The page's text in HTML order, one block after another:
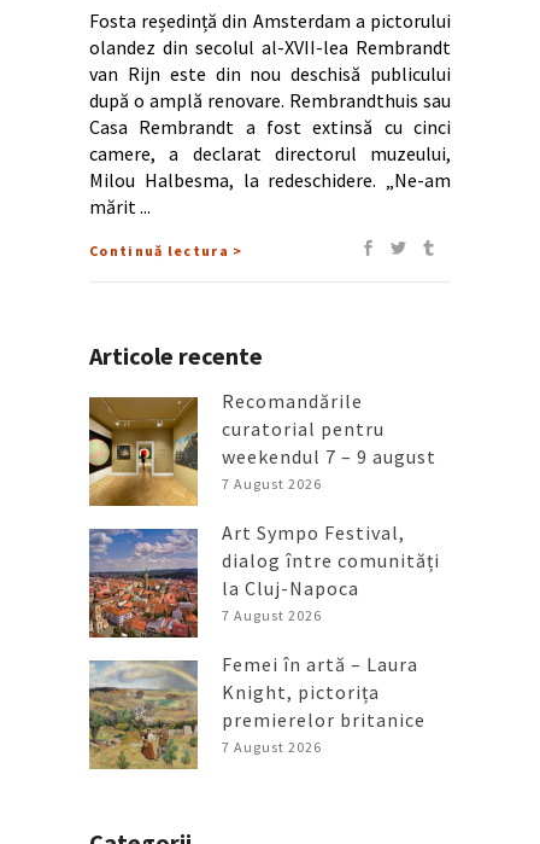
Fosta reședință din Amsterdam a pictorului
olandez din secolul al-XVII-lea Rembrandt
van Rijn este din nou deschisă publicului
după o amplă renovare. Rembrandthuis sau
Casa Rembrandt a fost extinsă cu cinci
camere, a declarat directorul muzeului,
Milou Halbesma, la redeschidere. „Ne-am
mărit
Continuă lectura >
Articole recente
Recomandările
curatorial pentru
weekendul 7 – 9 august
7 August 2026
Art Sympo Festival,
dialog între comunități
la Cluj-Napoca
7 August 2026
Femei în artă – Laura
Knight, pictorița
premierelor britanice
7 August 2026